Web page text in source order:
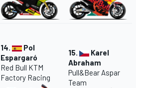
14.
Pol
Espargaró
Red Bull KTM
Factory Racing
15.
Karel
Abraham
Pull&Bear Aspar
Team